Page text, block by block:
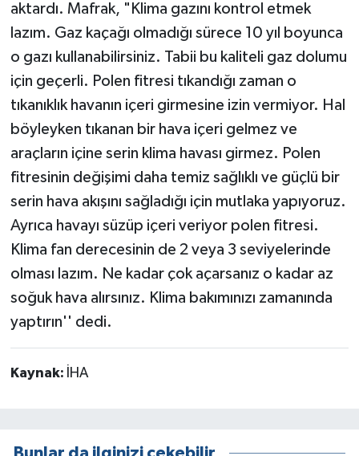
aktardı. Mafrak, "Klima gazını kontrol etmek
lazım. Gaz kaçağı olmadığı sürece 10 yıl boyunca
o gazı kullanabilirsiniz. Tabii bu kaliteli gaz dolumu
için geçerli. Polen fitresi tıkandığı zaman o
tıkanıklık havanın içeri girmesine izin vermiyor. Hal
böyleyken tıkanan bir hava içeri gelmez ve
araçların içine serin klima havası girmez. Polen
fitresinin değişimi daha temiz sağlıklı ve güçlü bir
serin hava akışını sağladığı için mutlaka yapıyoruz.
Ayrıca havayı süzüp içeri veriyor polen fitresi.
Klima fan derecesinin de 2 veya 3 seviyelerinde
olması lazım. Ne kadar çok açarsanız o kadar az
soğuk hava alırsınız. Klima bakımınızı zamanında
yaptırın'' dedi.
Kaynak: İHA